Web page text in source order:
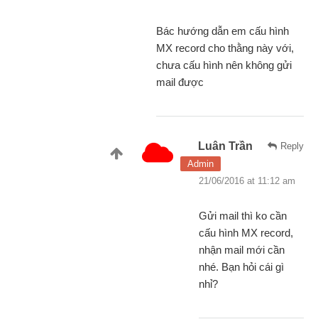
Bác hướng dẫn em cấu hình
MX record cho thằng này với,
chưa cấu hình nên không gửi
mail được
Reply
Luân Trần
Admin
21/06/2016 at 11:12 am
Gửi mail thì ko cần
cấu hình MX record,
nhận mail mới cần
nhé. Bạn hỏi cái gì
nhỉ?